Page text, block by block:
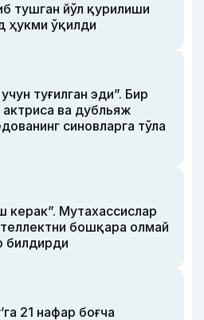
тушган йўл қурилиши
ҳукми ўқилди
туғилган эди”. Бир
ва дубльяж
синовларга тўла
керак”. Мутахассислар
бошқара олмай
билдирди
21 нафар боғча